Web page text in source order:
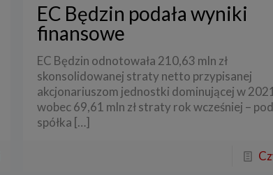
EC Będzin podała wyniki
finansowe
EC Będzin odnotowała 210,63 mln zł
skonsolidowanej straty netto przypisanej
akcjonariuszom jednostki dominującej w
wobec 69,61 mln zł straty rok wcześniej –
spółka […]